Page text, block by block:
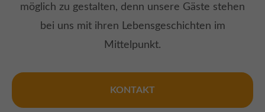
möglich zu gestalten, denn unsere Gäste stehen
bei uns mit ihren Lebensgeschichten im
Mittelpunkt.
KONTAKT